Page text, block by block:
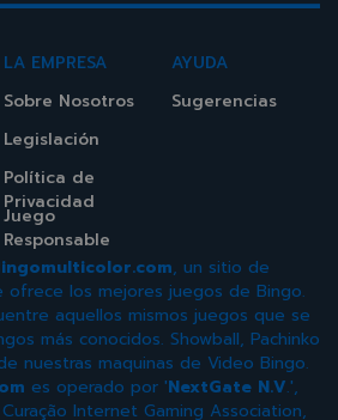
LA EMPRESA
Sobre Nosotros
Legislación
Política de
Privacidad
Juego
Responsable
AYUDA
Sugerencias
, un sitio de
los mejores juegos de Bingo.
aquellos mismos juegos que se
más conocidos. Showball, Pachinko
nuestras maquinas de Video Bingo.
es operado por 'NextGate N.V.',
Internet Gaming Association,